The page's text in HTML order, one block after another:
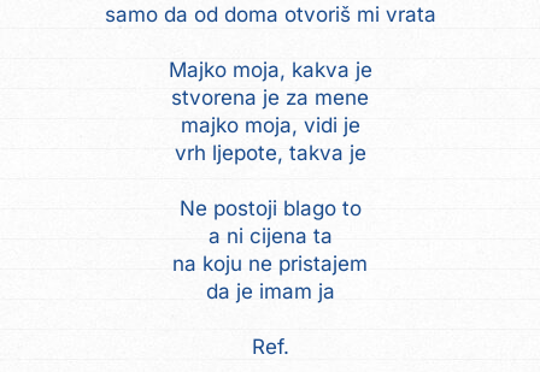
samo da od doma otvoriš mi vrata
Majko moja, kakva je
stvorena je za mene
majko moja, vidi je
vrh ljepote, takva je
Ne postoji blago to
a ni cijena ta
na koju ne pristajem
da je imam ja
Ref.